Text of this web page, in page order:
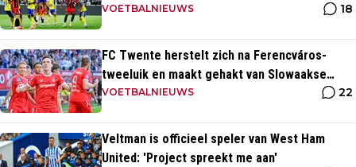
eigen huis
VOETBALNIEUWS 18
FC Twente herstelt zich na Ferencváros-
tweeluik en maakt gehakt van Slowaakse
opponent
VOETBALNIEUWS 22
Veltman is officieel speler van West Ham
United: 'Project spreekt me aan'